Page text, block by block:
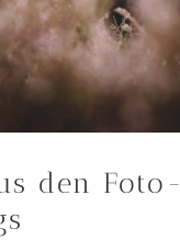
den Foto-